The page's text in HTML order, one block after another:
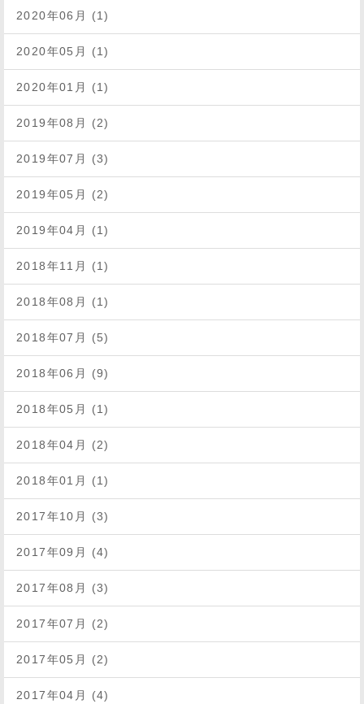
2020年06月 (1)
2020年05月 (1)
2020年01月 (1)
2019年08月 (2)
2019年07月 (3)
2019年05月 (2)
2019年04月 (1)
2018年11月 (1)
2018年08月 (1)
2018年07月 (5)
2018年06月 (9)
2018年05月 (1)
2018年04月 (2)
2018年01月 (1)
2017年10月 (3)
2017年09月 (4)
2017年08月 (3)
2017年07月 (2)
2017年05月 (2)
2017年04月 (4)